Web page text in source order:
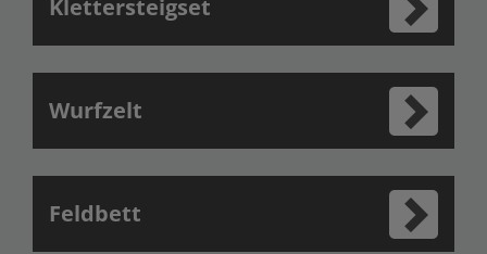
Klettersteigset
Wurfzelt
Feldbett